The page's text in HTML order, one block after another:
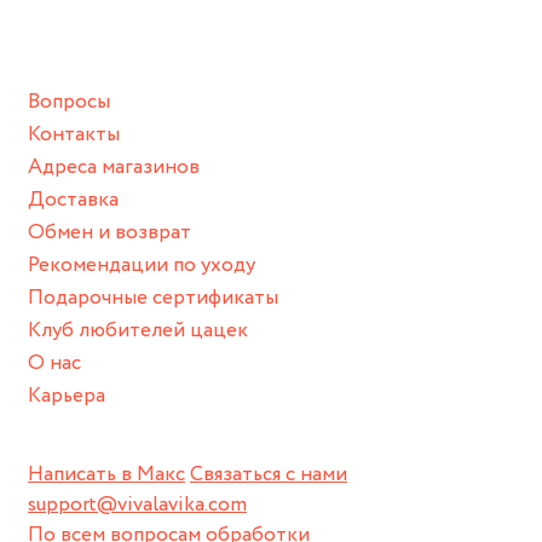
спортивный инвентарь).
Храните изделие в сухом месте.
Для надежного хранения мы доставляем все изделия в
нашей фирменной коробке или упаковке бренда.
Пожалуйста, используйте эту упаковку для хранения, пока
не носите украшение на себе.
Написать в МаксСвязаться с нами
support@vivalavika.com
По всем вопросам обработки
Вопросы
Контакты
Адреса магазинов
Доставка
Обмен и возврат
Рекомендации по уходу
Подарочные сертификаты
Клуб любителей цацек
О нас
Карьера